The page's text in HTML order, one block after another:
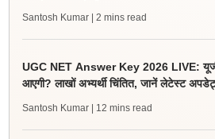
Santosh Kumar | 2 mins read
UGC NET Answer Key 2026 LIVE:
आएगी? लाखों अभ्यर्थी चिंतित, जानें लेटेस्ट
Santosh Kumar | 12 mins read